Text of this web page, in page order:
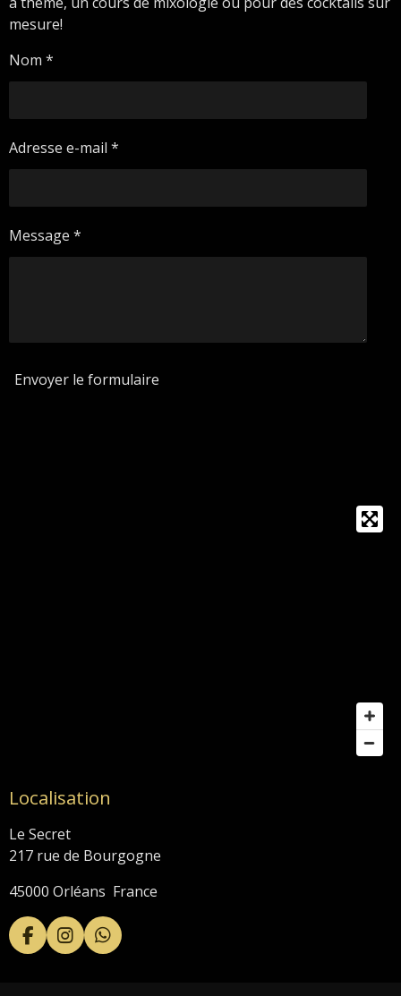
mesure!
Nom *
Adresse e-mail *
Message *
Envoyer le formulaire
Localisation
Le Secret
217 rue de Bourgogne
45000 Orléans France
F
a
I
n
W
h